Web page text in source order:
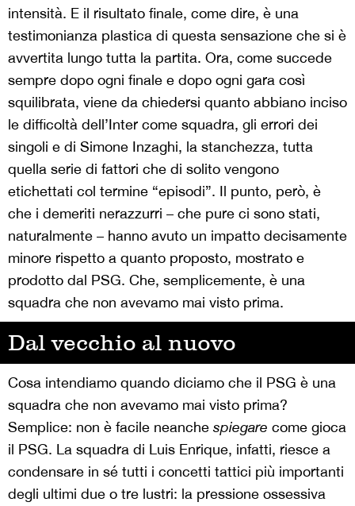
intensità. E il risultato finale, come dire, è una
testimonianza plastica di questa sensazione che si è
avvertita lungo tutta la partita. Ora, come succede
sempre dopo ogni finale e dopo ogni gara così
squilibrata, viene da chiedersi quanto abbiano inciso
le difficoltà dell’Inter come squadra, gli errori dei
singoli e di Simone Inzaghi, la stanchezza, tutta
quella serie di fattori che di solito vengono
etichettati col termine “episodi”. Il punto, però, è
che i demeriti nerazzurri – che pure ci sono stati,
naturalmente – hanno avuto un impatto decisamente
minore rispetto a quanto proposto, mostrato e
prodotto dal PSG. Che, semplicemente, è una
squadra che non avevamo mai visto prima.
Dal vecchio al nuovo
Cosa intendiamo quando diciamo che il PSG è una
squadra che non avevamo mai visto prima?
Semplice: non è facile neanche spiegare come gioca
il PSG. La squadra di Luis Enrique, infatti, riesce a
condensare in sé tutti i concetti tattici più importanti
degli ultimi due o tre lustri: la pressione ossessiva